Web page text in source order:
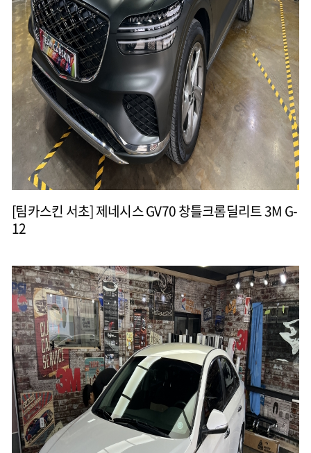
[팀카스킨 서초] 제네시스 GV70 창틀크롬딜리트 3M G-
12